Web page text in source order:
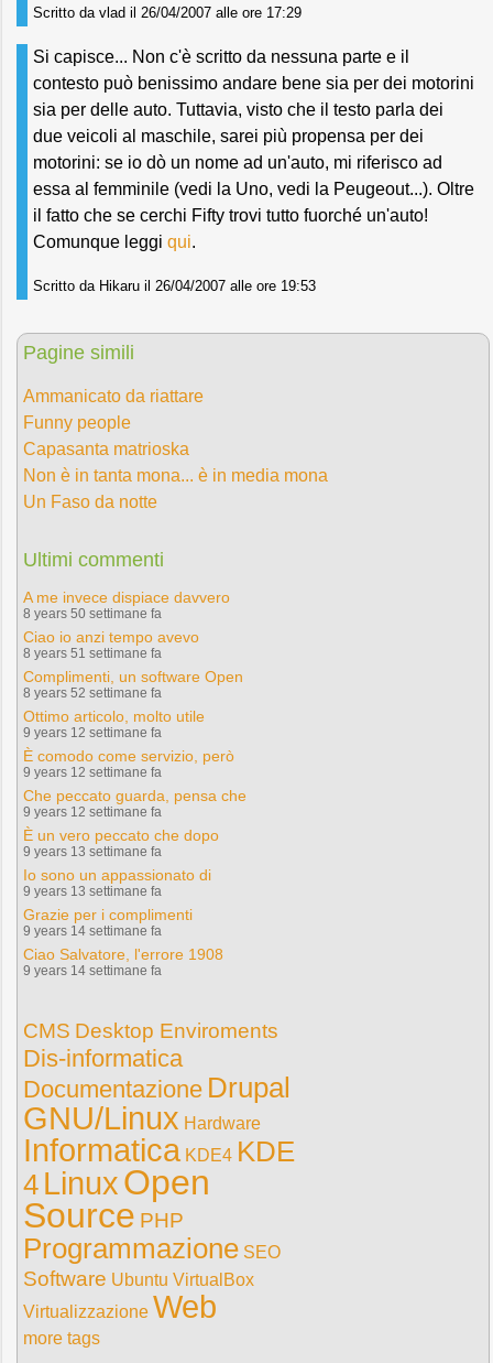
Scritto da vlad il 26/04/2007 alle ore 17:29
Si capisce... Non c'è scritto da nessuna parte e il
contesto può benissimo andare bene sia per dei motorini
sia per delle auto. Tuttavia, visto che il testo parla dei
due veicoli al maschile, sarei più propensa per dei
motorini: se io dò un nome ad un'auto, mi riferisco ad
essa al femminile (vedi la Uno, vedi la Peugeout...). Oltre
il fatto che se cerchi Fifty trovi tutto fuorché un'auto!
Comunque leggi qui.
Scritto da Hikaru il 26/04/2007 alle ore 19:53
Pagine simili
Ammanicato da riattare
Funny people
Capasanta matrioska
Non è in tanta mona... è in media mona
Un Faso da notte
Ultimi commenti
A me invece dispiace davvero
8 years 50 settimane fa
Ciao io anzi tempo avevo
8 years 51 settimane fa
Complimenti, un software Open
8 years 52 settimane fa
Ottimo articolo, molto utile
9 years 12 settimane fa
È comodo come servizio, però
9 years 12 settimane fa
Che peccato guarda, pensa che
9 years 12 settimane fa
È un vero peccato che dopo
9 years 13 settimane fa
Io sono un appassionato di
9 years 13 settimane fa
Grazie per i complimenti
9 years 14 settimane fa
Ciao Salvatore, l'errore 1908
9 years 14 settimane fa
CMS Desktop Enviroments
Dis-informatica
Documentazione Drupal
GNU/Linux Hardware
Informatica KDE4 KDE
4 LinuxOpen
Source PHP
Programmazione SEO
Software Ubuntu VirtualBox
Virtualizzazione Web
more tags